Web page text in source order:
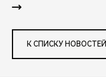
К СПИСКУ НОВОСТЕЙ